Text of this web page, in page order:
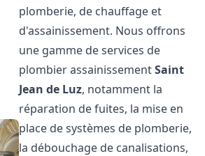
plomberie, de chauffage et
d'assainissement. Nous offrons
une gamme de services de
plombier assainissementSaint
Jean de Luz, notamment la
réparation de fuites, la mise en
place de systèmes de plomberie,
la débouchage de canalisations,